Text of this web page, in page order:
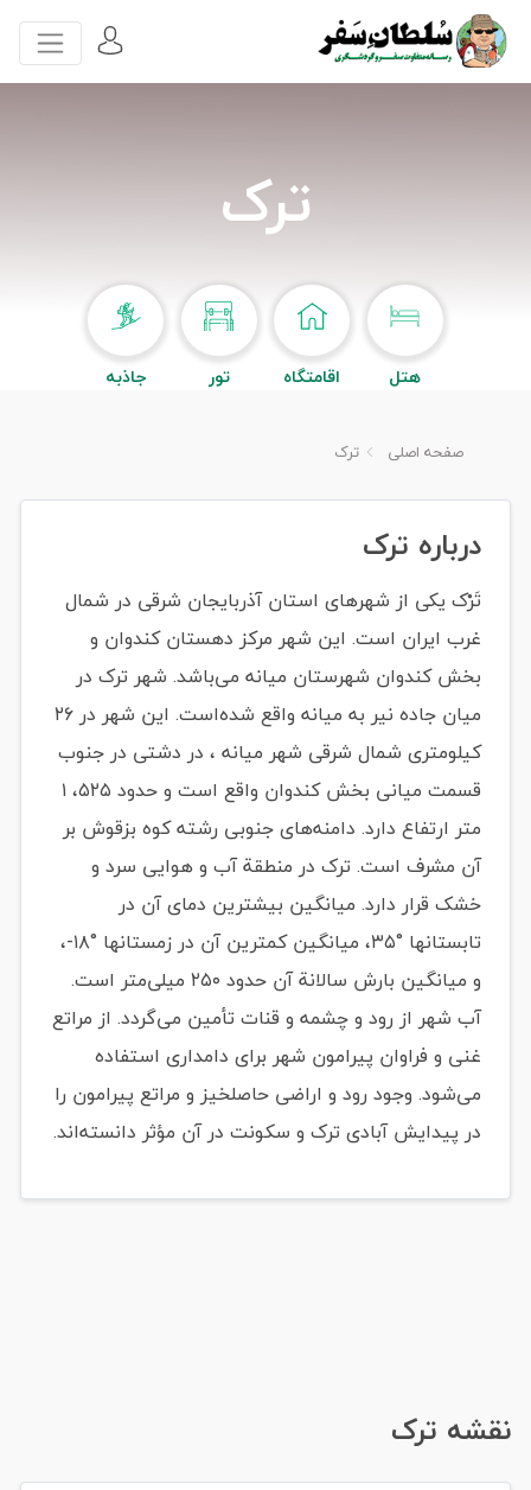
ترک
هتل اقامتگاه تور جاذبه
صفحه اصلی ترک
درباره ترک
تَرْک یکی از شهرهای استان آذربایجان شرقی در شمال
غرب ایران است. این شهر مرکز دهستان کندوان و
بخش کندوان شهرستان میانه می‌باشد. شهر ترک در
میان جاده نیر به میانه واقع شده‌است. این شهر در ۲۶
کیلومتری شمال شرقی شهر میانه ، در دشتی در جنوب
قسمت میانی بخش کندوان واقع است و حدود ۵۲۵، ۱
متر ارتفاع دارد. دامنه‌های جنوبی رشته کوه بزقوش بر
آن مشرف است. ترک در منطقة آب و هوایی سرد و
خشک قرار دارد. میانگین بیشترین دمای آن در
تابستانها °۳۵، میانگین کمترین آن در زمستانها °۱۸-،
و میانگین بارش سالانة آن حدود ۲۵۰ میلی‌متر است.
آب شهر از رود و چشمه و قنات تأمین می‌گردد. از مراتع
غنی و فراوان پیرامون شهر برای دامداری استفاده
می‌شود. وجود رود و اراضی حاصلخیز و مراتع پیرامون را
در پیدایش آبادی ترک و سکونت در آن مؤثر دانسته‌اند.
نقشه ترک